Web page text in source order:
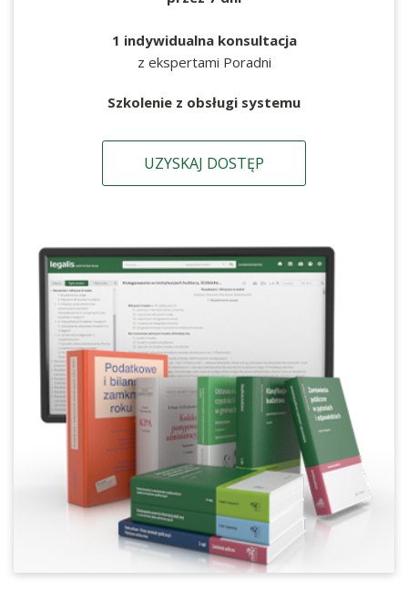
1 indywidualna konsultacja
z ekspertami Poradni
Szkolenie z obsługi systemu
UZYSKAJ DOSTĘP